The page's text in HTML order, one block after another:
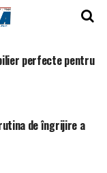
perfecte pentru
de îngrijire a